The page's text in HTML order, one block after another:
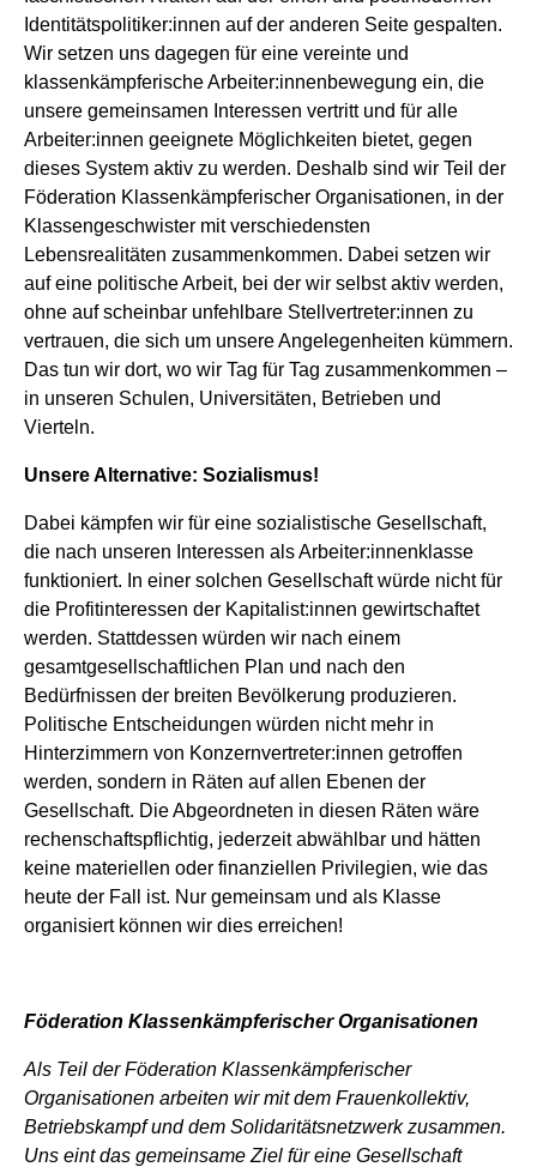
Identitätspolitiker:innen auf der anderen Seite gespalten.
Wir setzen uns dagegen für eine vereinte und
klassenkämpferische Arbeiter:innenbewegung ein, die
unsere gemeinsamen Interessen vertritt und für alle
Arbeiter:innen geeignete Möglichkeiten bietet, gegen
dieses System aktiv zu werden. Deshalb sind wir Teil der
Föderation Klassenkämpferischer Organisationen, in der
Klassengeschwister mit verschiedensten
Lebensrealitäten zusammenkommen. Dabei setzen wir
auf eine politische Arbeit, bei der wir selbst aktiv werden,
ohne auf scheinbar unfehlbare Stellvertreter:innen zu
vertrauen, die sich um unsere Angelegenheiten kümmern.
Das tun wir dort, wo wir Tag für Tag zusammenkommen –
in unseren Schulen, Universitäten, Betrieben und
Vierteln.
Unsere Alternative: Sozialismus!
Dabei kämpfen wir für eine sozialistische Gesellschaft,
die nach unseren Interessen als Arbeiter:innenklasse
funktioniert. In einer solchen Gesellschaft würde nicht für
die Profitinteressen der Kapitalist:innen gewirtschaftet
werden. Stattdessen würden wir nach einem
gesamtgesellschaftlichen Plan und nach den
Bedürfnissen der breiten Bevölkerung produzieren.
Politische Entscheidungen würden nicht mehr in
Hinterzimmern von Konzernvertreter:innen getroffen
werden, sondern in Räten auf allen Ebenen der
Gesellschaft. Die Abgeordneten in diesen Räten wäre
rechenschaftspflichtig, jederzeit abwählbar und hätten
keine materiellen oder finanziellen Privilegien, wie das
heute der Fall ist. Nur gemeinsam und als Klasse
organisiert können wir dies erreichen!
Föderation Klassenkämpferischer Organisationen
Als Teil der Föderation Klassenkämpferischer
Organisationen arbeiten wir mit dem Frauenkollektiv,
Betriebskampf und dem Solidaritätsnetzwerk zusammen.
Uns eint das gemeinsame Ziel für eine Gesellschaft